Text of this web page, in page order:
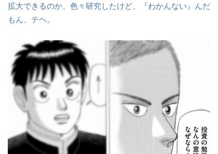
拡大できるのか、色々研究したけど、『わかんない』んだ
もん、テヘ。